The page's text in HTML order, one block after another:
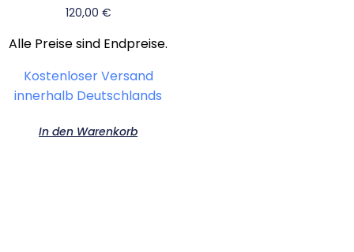
120,00 €
Alle Preise sind Endpreise.
Kostenloser Versand
innerhalb Deutschlands
In den Warenkorb